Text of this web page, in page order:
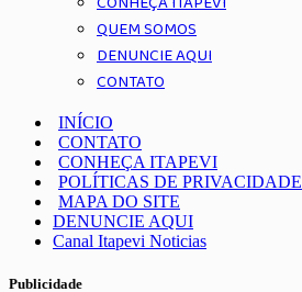
QUEM SOMOS
DENUNCIE AQUI
CONTATO
INÍCIO
CONTATO
CONHEÇA ITAPEVI
POLÍTICAS DE PRIVACIDADE
MAPA DO SITE
DENUNCIE AQUI
Canal Itapevi Noticias
Publicidade